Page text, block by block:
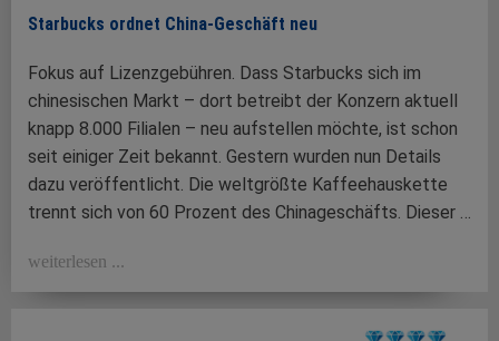
Starbucks ordnet China-Geschäft neu
Fokus auf Lizenzgebühren. Dass Starbucks sich im
chinesischen Markt – dort betreibt der Konzern aktuell
knapp 8.000 Filialen – neu aufstellen möchte, ist schon
seit einiger Zeit bekannt. Gestern wurden nun Details
dazu veröffentlicht. Die weltgrößte Kaffeehauskette
trennt sich von 60 Prozent des Chinageschäfts. Dieser …
weiterlesen ...